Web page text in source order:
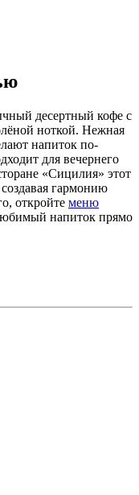
десертный кофе с
ноткой. Нежная
напиток по-
для вечернего
«Сицилия» этот
гармонию
откройте меню
напиток прямо